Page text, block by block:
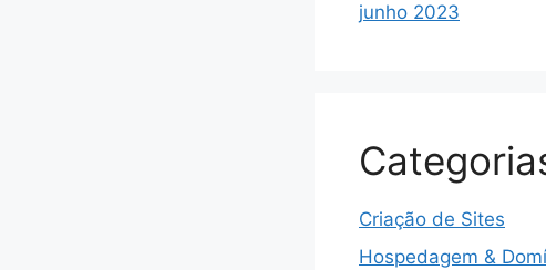
junho 2023
Criação de Sites
Hospedagem &